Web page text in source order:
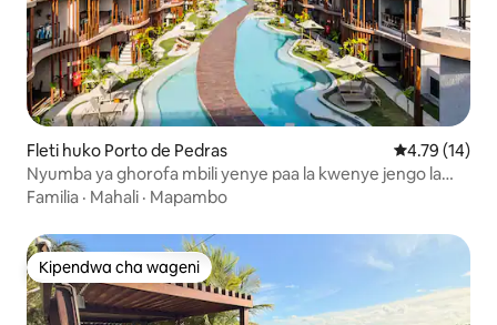
Fleti huko Porto de Pedras Ukadiriaji wa
4.79 (14)
Nyumba ya ghorofa mbili yenye paa la kwenye jengo la
makazi karibu na pwani
Familia · Mahali · Mapambo
Kipendwa cha wageni
Kipendwa cha wageni